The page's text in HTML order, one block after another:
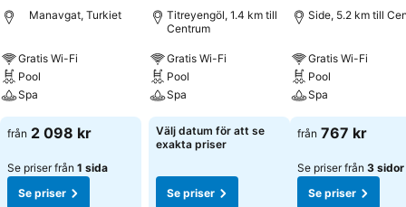
Manavgat, Turkiet
Gratis Wi-Fi
Pool
Spa
från 2 098 kr
Se priser från 1 sida
Se priser
Titreyengöl, 1.4 km till
Centrum
Gratis Wi-Fi
Pool
Spa
Välj datum för att se
exakta priser
Se priser
Side, 5.2 km till
Gratis Wi-Fi
Pool
Spa
från 767 kr
Se priser från 3 sidor
Se priser